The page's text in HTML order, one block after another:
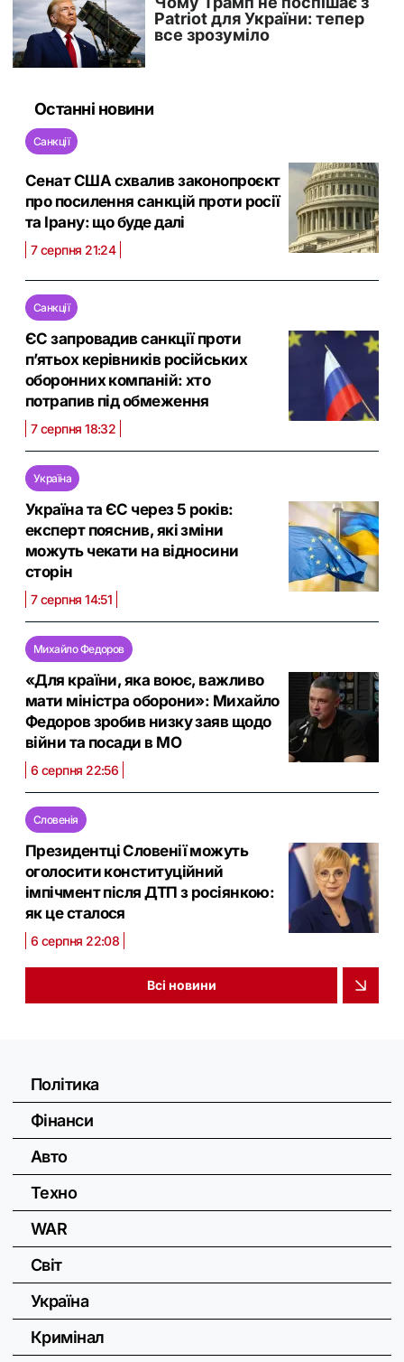
Останні новини
Санкції
Сенат США схвалив законопроєкт
про посилення санкцій проти росії
та Ірану: що буде далі
7 серпня 21:24
Санкції
ЄС запровадив санкції проти
п’ятьох керівників російських
оборонних компаній: хто
потрапив під обмеження
7 серпня 18:32
Україна
Україна та ЄС через 5 років:
експерт пояснив, які зміни
можуть чекати на відносини
сторін
7 серпня 14:51
Михайло Федоров
«Для країни, яка воює, важливо
мати міністра оборони»: Михайло
Федоров зробив низку заяв щодо
війни та посади в МО
6 серпня 22:56
Словенія
Президентці Словенії можуть
оголосити конституційний
імпічмент після ДТП з росіянкою:
як це сталося
6 серпня 22:08
Всі новини
Політика
Фінанси
Авто
Техно
WAR
Світ
Україна
Кримінал